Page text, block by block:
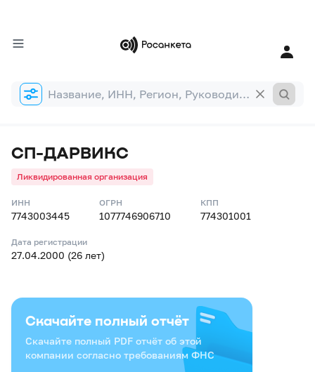
Форма
поиска
СП-ДАРВИКС
Ликвидированная организация
ИНН
7743003445
ОГРН
1077746906710
КПП
774301001
Дата регистрации
27.04.2000 (26 лет)
Скачайте полный отчёт
Скачайте полный PDF отчёт об этой
компании согласно требованиям ФНС